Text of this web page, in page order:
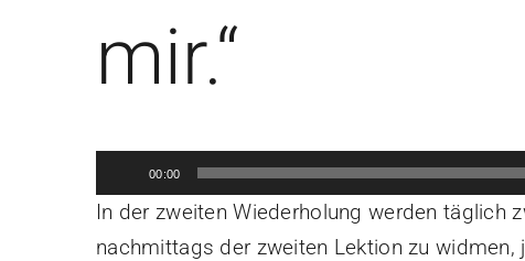
mir.“
Audio-
Player
00:00
In der zweiten Wiederholung werden täglich
nachmittags der zweiten Lektion zu widmen,